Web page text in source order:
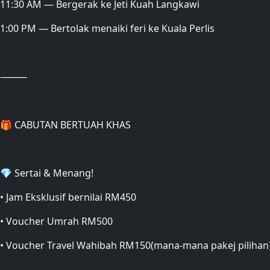
11:30 AM — Bergerak ke Jeti Kuah Langkawi
1:00 PM — Bertolak menaiki feri ke Kuala Perlis
⸻
🎁 CABUTAN BERTUAH KHAS
💎 Sertai & Menang!
• Jam Eksklusif bernilai RM450
• Voucher Umrah RM500
• Voucher Travel Wahibah RM150(mana-mana pakej